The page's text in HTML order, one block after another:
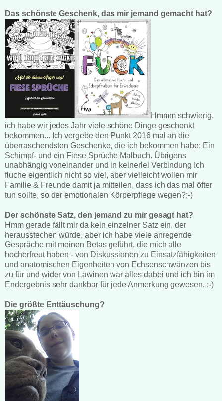
Das schönste Geschenk, das mir jemand gemacht hat?
Hmmm schwierig,
ich habe wir jedes Jahr viele schöne Dinge geschenkt
bekommen... Ich vergebe den Punkt 2016 mal an die
überraschendsten Geschenke, die ich bekommen habe: Ein
Schimpf- und ein Fiese Sprüche Malbuch. Übrigens
unabhängig voneinander und in keinerlei Verbindung Ich
fluche eigentlich nicht so viel, aber vielleicht wollen mir
Familie & Freunde damit ja mitteilen, dass ich das mal öfter
tun sollte, so der emotionalen Körperpflege wegen?;-)
Der schönste Satz, den jemand zu mir gesagt hat?
Hmm gerade fällt mir da kein einzelner Satz ein, der
herausstechen würde, aber ich habe viele anregende
Gespräche mit meinen Betas geführt, die mich alle
hocherfreut haben - von Diskussionen zu Einsatzfähigkeiten
und anatomischen Eigenheiten von Echsenschwänzen bis
zu für und wider von Lawinen war alles dabei und ich bin im
Endergebnis sehr dankbar für jede Anmerkung gewesen. :-)
Die größte Enttäuschung?